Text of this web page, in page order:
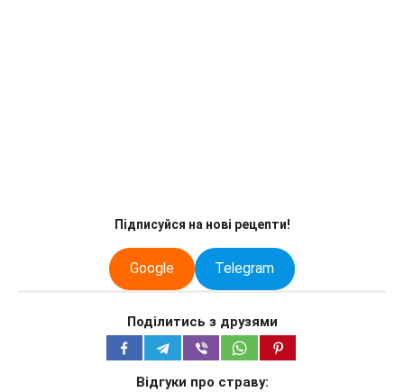
Підписуйся на нові рецепти!
Google Telegram
Поділитись з друзями
Відгуки про страву: